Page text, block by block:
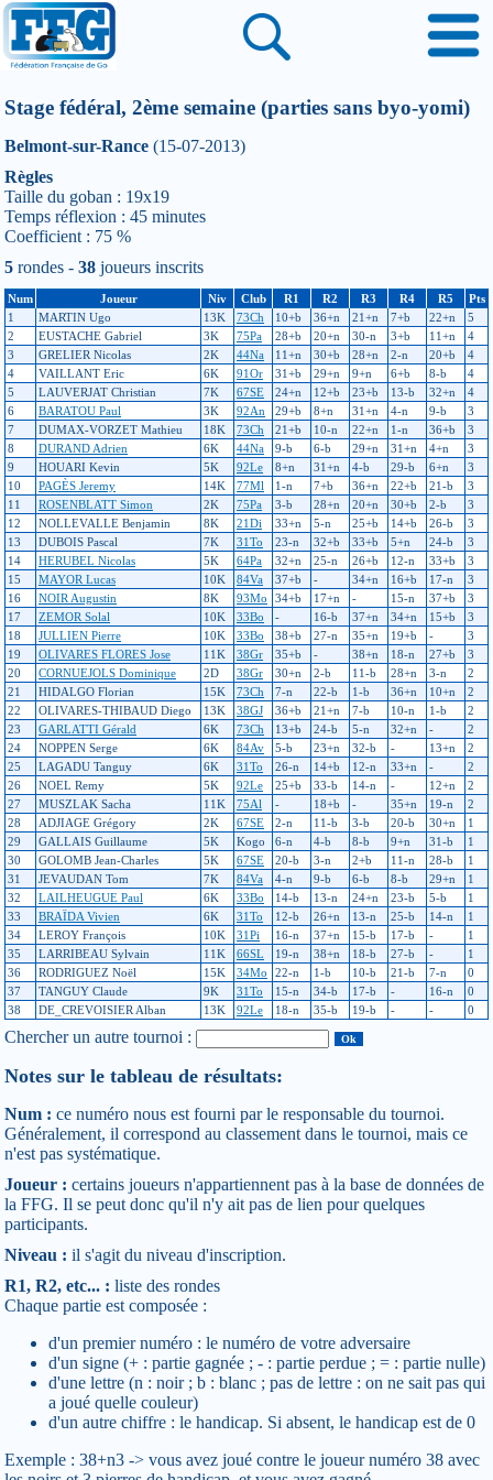
Stage fédéral, 2ème semaine (parties sans byo-yomi)
Belmont-sur-Rance (15-07-2013)
Règles
Taille du goban : 19x19
Temps réflexion : 45 minutes
Coefficient : 75 %
5 rondes - 38 joueurs inscrits
Num Joueur Niv Club R1 R2 R3 R4 R5
Pts
1
MARTIN Ugo 13K 73Ch 10+b 36+n 21+n 7+b 22+n
5
2
EUSTACHE Gabriel 3K 75Pa 28+b 20+n 30-n 3+b 11+n
4
3
GRELIER Nicolas 2K 44Na 11+n 30+b 28+n 2-n 20+b
4
4
VAILLANT Eric 6K 91Or 31+b 29+n 9+n 6+b 8-b
4
5
LAUVERJAT Christian 7K 67SE 24+n 12+b 23+b 13-b 32+n
4
6
BARATOU Paul 3K 92An 29+b 8+n 31+n 4-n 9-b
3
7
DUMAX-VORZET Mathieu 18K 73Ch 21+b 10-n 22+n 1-n 36+b
3
8
DURAND Adrien 6K 44Na 9-b 6-b 29+n 31+n 4+n
3
9
HOUARI Kevin 5K 92Le 8+n 31+n 4-b 29-b 6+n
3
10
PAGÈS Jeremy 14K 77Ml 1-n 7+b 36+n 22+b 21-b
3
11
ROSENBLATT Simon 2K 75Pa 3-b 28+n 20+n 30+b 2-b
3
12
NOLLEVALLE Benjamin 8K 21Di 33+n 5-n 25+b 14+b 26-b
3
13
DUBOIS Pascal 7K 31To 23-n 32+b 33+b 5+n 24-b
3
14
HERUBEL Nicolas 5K 64Pa 32+n 25-n 26+b 12-n 33+b
3
15
MAYOR Lucas 10K 84Va 37+b - 34+n 16+b 17-n
3
16
NOIR Augustin 8K 93Mo 34+b 17+n - 15-n 37+b
3
17
ZEMOR Solal 10K 33Bo - 16-b 37+n 34+n 15+b
3
18
JULLIEN Pierre 10K 33Bo 38+b 27-n 35+n 19+b -
3
19
OLIVARES FLORES Jose 11K 38Gr 35+b - 38+n 18-n 27+b
3
20
CORNUEJOLS Dominique 2D 38Gr 30+n 2-b 11-b 28+n 3-n
2
21
HIDALGO Florian 15K 73Ch 7-n 22-b 1-b 36+n 10+n
2
22
OLIVARES-THIBAUD Diego 13K 38GJ 36+b 21+n 7-b 10-n 1-b
2
23
GARLATTI Gérald 6K 73Ch 13+b 24-b 5-n 32+n -
2
24
NOPPEN Serge 6K 84Av 5-b 23+n 32-b - 13+n
2
25
LAGADU Tanguy 6K 31To 26-n 14+b 12-n 33+n -
2
26
NOEL Remy 5K 92Le 25+b 33-b 14-n - 12+n
2
27
MUSZLAK Sacha 11K 75Al - 18+b - 35+n 19-n
2
28
ADJIAGE Grégory 2K 67SE 2-n 11-b 3-b 20-b 30+n
1
29
GALLAIS Guillaume 5K Kogo 6-n 4-b 8-b 9+n 31-b
1
30
GOLOMB Jean-Charles 5K 67SE 20-b 3-n 2+b 11-n 28-b
1
31
JEVAUDAN Tom 7K 84Va 4-n 9-b 6-b 8-b 29+n
1
32
LAILHEUGUE Paul 6K 33Bo 14-b 13-n 24+n 23-b 5-b
1
33
BRAÏDA Vivien 6K 31To 12-b 26+n 13-n 25-b 14-n
1
34
LEROY François 10K 31Pi 16-n 37+n 15-b 17-b -
1
35
LARRIBEAU Sylvain 11K 66SL 19-n 38+n 18-b 27-b -
1
36
RODRIGUEZ Noël 15K 34Mo 22-n 1-b 10-b 21-b 7-n
0
37
TANGUY Claude 9K 31To 15-n 34-b 17-b - 16-n
0
38
DE_CREVOISIER Alban 13K 92Le 18-n 35-b 19-b - - 0
Chercher un autre tournoi :
Notes sur le tableau de résultats:
Num : ce numéro nous est fourni par le responsable du tournoi.
Généralement, il correspond au classement dans le tournoi, mais ce
n'est pas systématique.
Joueur : certains joueurs n'appartiennent pas à la base de données de
la FFG. Il se peut donc qu'il n'y ait pas de lien pour quelques
participants.
Niveau : il s'agit du niveau d'inscription.
R1, R2, etc... : liste des rondes
Chaque partie est composée :
d'un premier numéro : le numéro de votre adversaire
d'un signe (+ : partie gagnée ; - : partie perdue ; = : partie nulle)
d'une lettre (n : noir ; b : blanc ; pas de lettre : on ne sait pas qui
a joué quelle couleur)
d'un autre chiffre : le handicap. Si absent, le handicap est de 0
Exemple : 38+n3 -> vous avez joué contre le joueur numéro 38 avec